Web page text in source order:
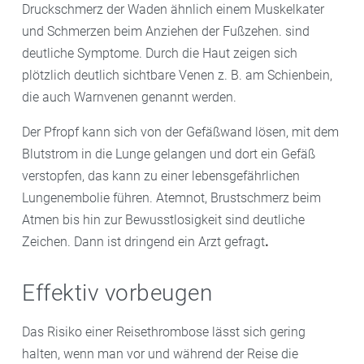
Druckschmerz der Waden ähnlich einem Muskelkater
und Schmerzen beim Anziehen der Fußzehen. sind
deutliche Symptome. Durch die Haut zeigen sich
plötzlich deutlich sichtbare Venen z. B. am Schienbein,
die auch Warnvenen genannt werden.
Der Pfropf kann sich von der Gefäßwand lösen, mit dem
Blutstrom in die Lunge gelangen und dort ein Gefäß
verstopfen, das kann zu einer lebensgefährlichen
Lungenembolie führen. Atemnot, Brustschmerz beim
Atmen bis hin zur Bewusstlosigkeit sind deutliche
Zeichen. Dann ist dringend ein Arzt gefragt.
Effektiv vorbeugen
Das Risiko einer Reisethrombose lässt sich gering
halten, wenn man vor und während der Reise die